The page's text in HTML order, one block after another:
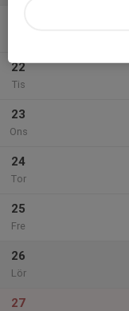
22
Tis
23
Ons
24
Tor
25
Fre
26
Lör
27